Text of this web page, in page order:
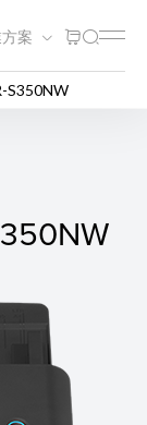
案
S350NW